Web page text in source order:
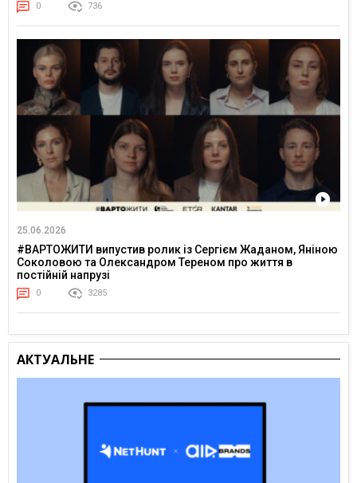
0 736
25.06.2026
#ВАРТОЖИТИ випустив ролик із Сергієм Жаданом, Яніною
Соколовою та Олександром Тереном про життя в
постійній напрузі
0 3285
АКТУАЛЬНЕ